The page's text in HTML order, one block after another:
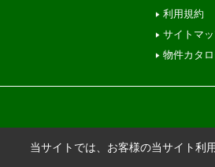
利用規約
サイトマ
物件カタ
当サイトでは、お客様の当サイト利